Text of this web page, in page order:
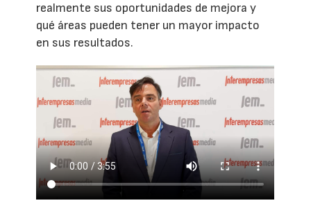
realmente sus oportunidades de mejora y
qué áreas pueden tener un mayor impacto
en sus resultados.